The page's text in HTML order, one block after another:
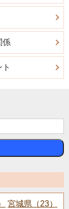
係
宮城県（23）